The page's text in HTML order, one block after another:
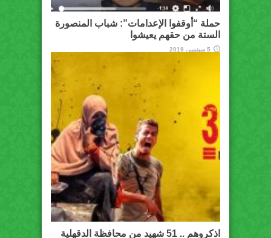
حملة “أوقفوا الإعدامات”: شباب المنصورة
الستة من حقهم يعيشوا
5 سبتمبر، 2019
اذكروهم .. 51 شهيد من محافظة الدقهلية